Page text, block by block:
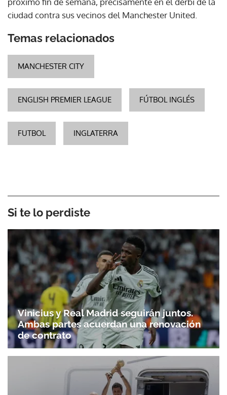
ciudad contra sus vecinos del Manchester United.
Temas relacionados
MANCHESTER CITY
ENGLISH PREMIER LEAGUE FÚTBOL INGLÉS
FUTBOL INGLATERRA
Si te lo perdiste
Vinicius y Real Madrid seguirán juntos.
Ambas partes acuerdan una renovación
de contrato